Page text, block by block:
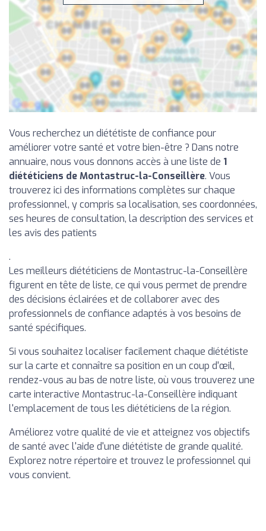
Vous recherchez un diététiste de confiance pour
améliorer votre santé et votre bien-être ? Dans notre
annuaire, nous vous donnons accès à une liste de 1
diététiciens de Montastruc-la-Conseillère. Vous
trouverez ici des informations complètes sur chaque
professionnel, y compris sa localisation, ses coordonnées,
ses heures de consultation, la description des services et
les avis des patients
.
Les meilleurs diététiciens de Montastruc-la-Conseillère
figurent en tête de liste, ce qui vous permet de prendre
des décisions éclairées et de collaborer avec des
professionnels de confiance adaptés à vos besoins de
santé spécifiques.
Si vous souhaitez localiser facilement chaque diététiste
sur la carte et connaître sa position en un coup d'œil,
rendez-vous au bas de notre liste, où vous trouverez une
carte interactive Montastruc-la-Conseillère indiquant
l'emplacement de tous les diététiciens de la région.
Améliorez votre qualité de vie et atteignez vos objectifs
de santé avec l'aide d'une diététiste de grande qualité.
Explorez notre répertoire et trouvez le professionnel qui
vous convient.